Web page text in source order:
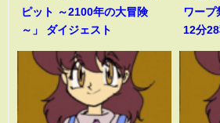
ピット ～2100年の大冒険
～」 ダイジェスト
ワープ
12分